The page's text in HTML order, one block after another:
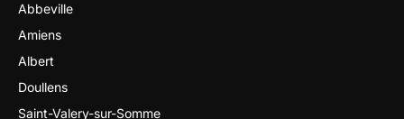
Abbeville
Amiens
Albert
Doullens
Saint-Valery-sur-Somme